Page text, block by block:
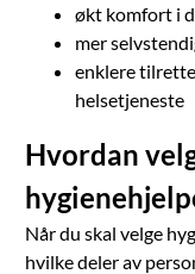
økt komfort i
mer
enklere
helsetjeneste
Hvordan
Når du skal velge
hvilke deler av